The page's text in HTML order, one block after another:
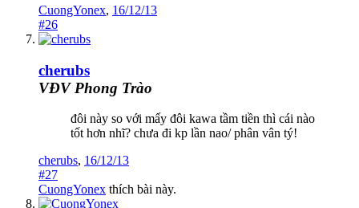
CuongYonex, 16/12/13
#26
cherubs
VĐV Phong Trào
đôi này so với mấy đôi kawa tầm tiền thì cái nào
tốt hơn nhĩ? chưa đi kp lần nao/ phân vân tý!
cherubs, 16/12/13
#27
CuongYonex thích bài này.